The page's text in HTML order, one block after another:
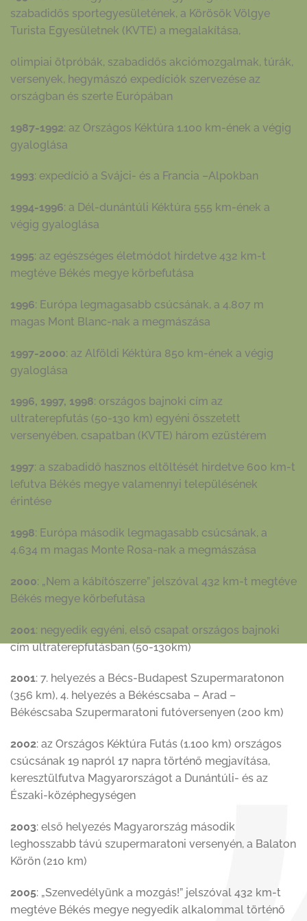
szabadidős sportegyesületének, a Körösök Völgye
Turista Egyesületnek (KVTE) a megalakítása,
olimpiai ötpróbák, szabadidős akciómozgalmak, túrák,
versenyek, hegymászó expedíciók szervezése az
országban és szerte Európában
1987-1992: az Országos Kéktúra 1.100 km-ének a végig
gyaloglása
1993: expedíció a Svájci- és a Francia –Alpokban
1994-1996: a Dél-dunántúli Kéktúra 555 km-ének a
végig gyaloglása
1995: az egészséges életmódot hirdetve 432 km-t
megtéve Békés megye körbefutása
1996: Európa legmagasabb csúcsának, a 4.807 m
magas Mont Blanc-nak a megmászása
1997-2000: az Alföldi Kéktúra 850 km-ének a végig
gyaloglása
1996, 1997, 1998: országos bajnoki cím az
ultraterepfutás (50-130 km) egyéni összetett
versenyében, csapatban (KVTE) három ezüstérem
1997: a szabadidő hasznos eltöltését hirdetve 600 km-t
lefutva Békés megye valamennyi településének
érintése
1998: Európa második legmagasabb csúcsának, a
4.634 m magas Monte Rosa-nak a megmászása
2000: „Nem a kábítószerre” jelszóval 432 km-t megtéve
Békés megye körbefutása
2001: negyedik egyéni, első csapat országos bajnoki
cím ultraterepfutásban (50-130km)
2001: 7. helyezés a Bécs-Budapest Szupermaratonon
(356 km), 4. helyezés a Békéscsaba – Arad –
Békéscsaba Szupermaratoni futóversenyen (200 km)
2002: az Országos Kéktúra Futás (1.100 km) országos
csúcsának 19 napról 17 napra történő megjavítása,
keresztülfutva Magyarországot a Dunántúli- és az
Északi-középhegységen
2003: első helyezés Magyarország második
leghosszabb távú szupermaratoni versenyén, a Balaton
Körön (210 km)
2005: „Szenvedélyünk a mozgás!” jelszóval 432 km-t
megtéve Békés megye negyedik alkalommal történő